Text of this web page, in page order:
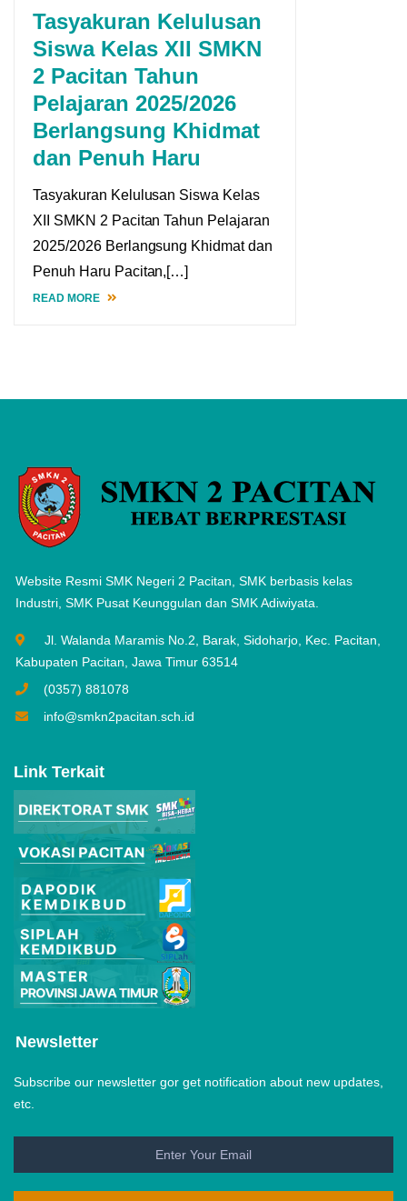
Tasyakuran Kelulusan
Siswa Kelas XII SMKN
2 Pacitan Tahun
Pelajaran 2025/2026
Berlangsung Khidmat
dan Penuh Haru
Tasyakuran Kelulusan Siswa Kelas
XII SMKN 2 Pacitan Tahun Pelajaran
2025/2026 Berlangsung Khidmat dan
Penuh Haru Pacitan,[…]
READ MORE
Website Resmi SMK Negeri 2 Pacitan, SMK berbasis kelas
Industri, SMK Pusat Keunggulan dan SMK Adiwiyata.
Jl. Walanda Maramis No.2, Barak, Sidoharjo, Kec. Pacitan,
Kabupaten Pacitan, Jawa Timur 63514
(0357) 881078
info@smkn2pacitan.sch.id
Link Terkait
Newsletter
Subscribe our newsletter gor get notification about new updates,
etc.